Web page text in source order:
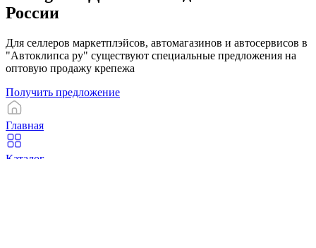
России
Для селлеров маркетплэйсов, автомагазинов и автосервисов в
"Автоклипса ру" существуют специальные предложения на
оптовую продажу крепежа
Получить предложение
Главная
Каталог